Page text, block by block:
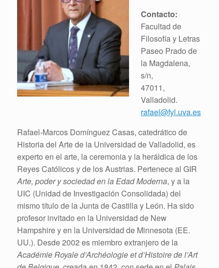
Contacto:
Facultad de
Filosofía y Letras
Paseo Prado de
la Magdalena,
s/n,
47011,
Valladolid.
rafael@fyl.uva.es
Rafael-Marcos Domínguez Casas, catedrático de
Historia del Arte de la Universidad de Valladolid, es
experto en el arte, la ceremonia y la heráldica de los
Reyes Católicos y de los Austrias. Pertenece al GIR
Arte, poder y sociedad en la Edad Moderna, y a la
UIC (Unidad de Investigación Consolidada) del
mismo título de la Junta de Castilla y León. Ha sido
profesor invitado en la Universidad de New
Hampshire y en la Universidad de Minnesota (EE.
UU.). Desde 2002 es miembro extranjero de la
Académie Royale d’Archéologie et d’Histoire de l’Art